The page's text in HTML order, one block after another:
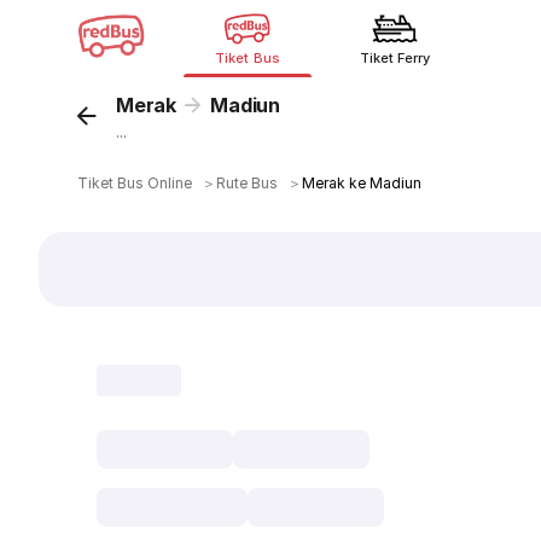
Tiket Bus Tiket Ferry
Merak Madiun
...
Tiket Bus Online ＞ Rute Bus ＞Merak ke Madiun